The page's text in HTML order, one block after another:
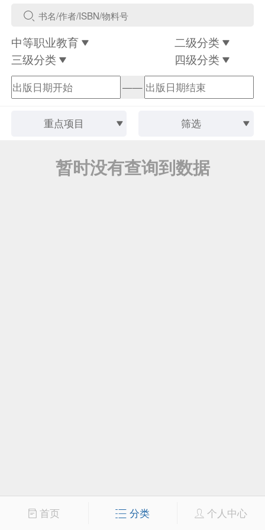
中等职业教育
二级分类
三级分类
四级分类
——
重点项目 筛选
暂时没有查询到数据
首页 分类 个人中心